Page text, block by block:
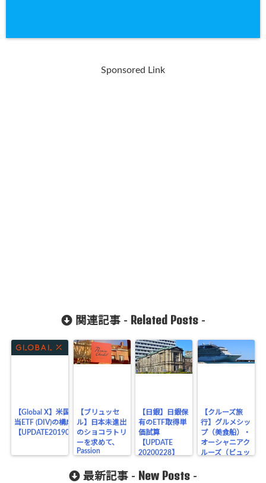
Sponsored Link
関連記事 - Related Posts-
【Global X】米国高配
当ETF (DIV)の構成銘柄
【UPDATE20190415】
【ブリュッセ
ル】日本未進出
のショコラトリ
ーを求めて、
Passion
【日銀】日銀保
有のETF取得単
価試算
【UPDATE
20200228】
【クルーズ旅
行】グルメシッ
プ（美食船）・
オーシャニアク
ルーズ（ビュッ
最新記事 - New Posts -